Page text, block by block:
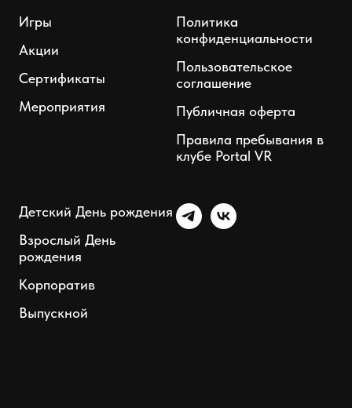
Игры
Акции
Сертификаты
Мероприятия
Политика
конфиденциальности
Пользовательское
соглашение
Публичная оферта
Правила пребывания в
клубе Portal VR
Детский День рождения
Взрослый День
рождения
Корпоратив
Выпускной